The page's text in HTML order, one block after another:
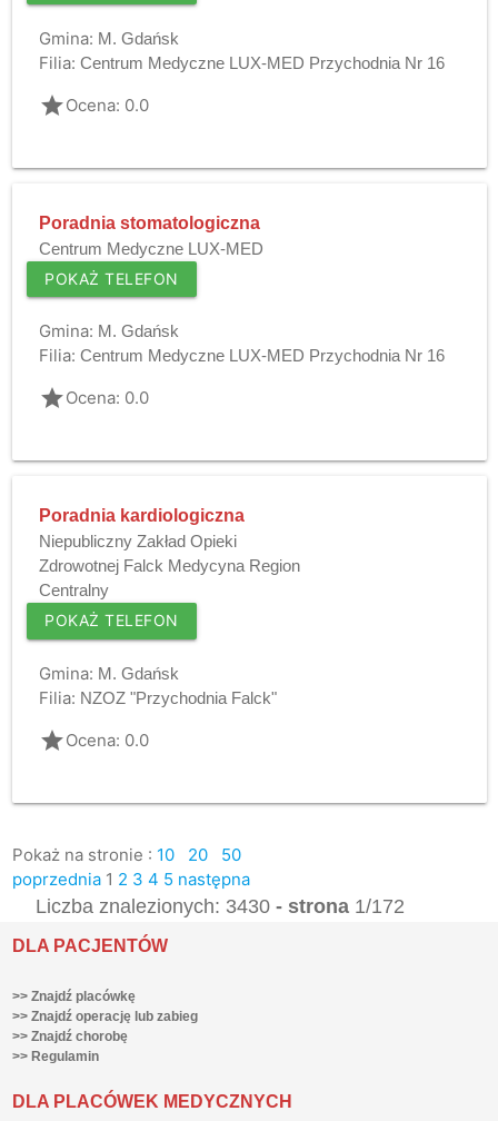
Gmina: M. Gdańsk
Filia: Centrum Medyczne LUX-MED Przychodnia Nr 16
gradeOcena: 0.0
Poradnia stomatologiczna
Centrum Medyczne LUX-MED
POKAŻ TELEFON
Gmina: M. Gdańsk
Filia: Centrum Medyczne LUX-MED Przychodnia Nr 16
gradeOcena: 0.0
Poradnia kardiologiczna
Niepubliczny Zakład Opieki
Zdrowotnej Falck Medycyna Region
Centralny
POKAŻ TELEFON
Gmina: M. Gdańsk
Filia: NZOZ "Przychodnia Falck"
gradeOcena: 0.0
Pokaż na stronie : 10 20
50
poprzednia 1 2 3 4 5 następna
Liczba znalezionych: 3430- strona 1/172
DLA PACJENTÓW
>> Znajdź placówkę
>> Znajdź operację lub zabieg
>> Znajdź chorobę
>> Regulamin
DLA PLACÓWEK MEDYCZNYCH